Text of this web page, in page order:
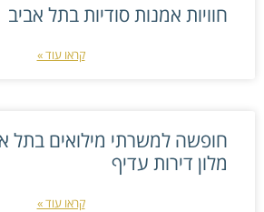
חוויות אמנות סודיות בתל אביב
קראו עוד »
חופשה למשרתי מילואים בתל
מלון דירות עדיף
קראו עוד »